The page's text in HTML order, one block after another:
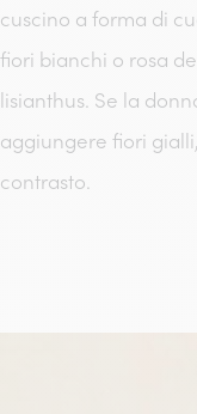
cuscino a forma di
fiori bianchi o rosa
lisianthus. Se la
aggiungere fiori
contrasto.